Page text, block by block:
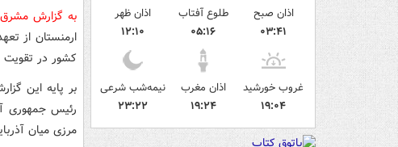
اذان صبح
۰۳:۴۱
طلوع آفتاب
۰۵:۱۶
اذان ظهر
۱۲:۱۰
غروب خورشید
۱۹:۰۴
اذان مغرب
۱۹:۲۴
نیمه‌شب شرعی
۲۳:۲۲
به گزارش مشرق
ارمنستان از
کشور در تقویت
بر پایه این
رئیس جمهوری
مرزی میان